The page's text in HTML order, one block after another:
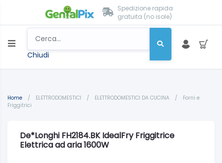
Spedizione rapida
gratuita (no isole)
Chiudi
Home / ELETTRODOMESTICI / ELETTRODOMESTICI DA CUCINA /
Forni e
Friggitrici
De*Longhi FH2184.BK IdealFry Friggitrice
Elettrica ad aria 1600W